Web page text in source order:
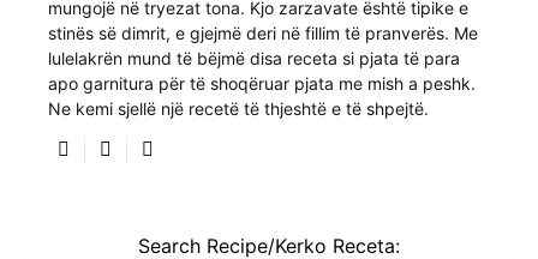
mungojë në tryezat tona. Kjo zarzavate është tipike e
stinës së dimrit, e gjejmë deri në fillim të pranverës. Me
lulelakrën mund të bëjmë disa receta si pjata të para
apo garnitura për të shoqëruar pjata me mish a peshk.
Ne kemi sjellë një recetë të thjeshtë e të shpejtë.
Search Recipe/Kerko Receta: